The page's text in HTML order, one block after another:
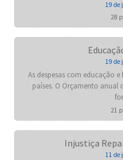
19 de
28
19 de
As despesas com educação
países. O Orçamento anual
21
Injustiça
11 de